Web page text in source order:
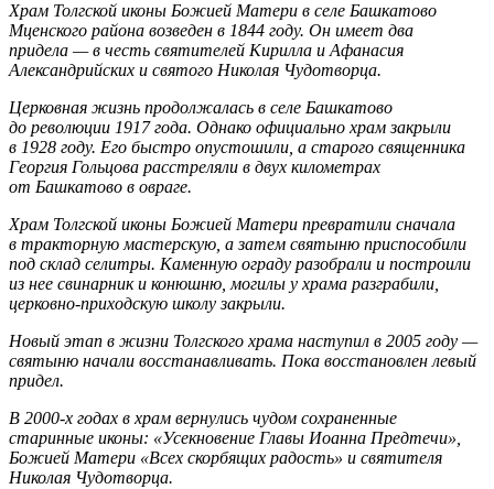
Храм Толгской иконы Божией Матери в селе Башкатово
Мценского района возведен в 1844 году. Он имеет два
придела — в честь святителей Кирилла и Афанасия
Александрийских и святого Николая Чудотворца.
Церковная жизнь продолжалась в селе Башкатово
до революции 1917 года. Однако официально храм закрыли
в 1928 году. Его быстро опустошили, а старого священника
Георгия Гольцова расстреляли в двух километрах
от Башкатово в овраге.
Храм Толгской иконы Божией Матери превратили сначала
в тракторную мастерскую, а затем святыню приспособили
под склад селитры. Каменную ограду разобрали и построили
из нее свинарник и конюшню, могилы у храма разграбили,
церковно-приходскую школу закрыли.
Новый этап в жизни Толгского храма наступил в 2005 году —
святыню начали восстанавливать. Пока восстановлен левый
придел.
В 2000-х годах в храм вернулись чудом сохраненные
старинные иконы: «Усекновение Главы Иоанна Предтечи»,
Божией Матери «Всех скорбящих радость» и святителя
Николая Чудотворца.